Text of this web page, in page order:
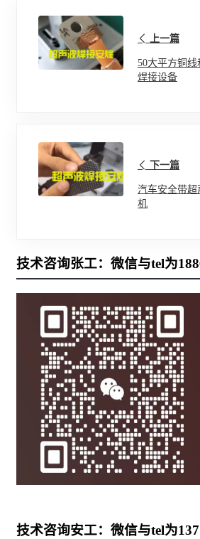
上一篇
50大平方铜线
焊接设备
下一篇
汽车安全带超
机
技术咨询张工：微信与tel为
技术咨询安工：微信与tel为